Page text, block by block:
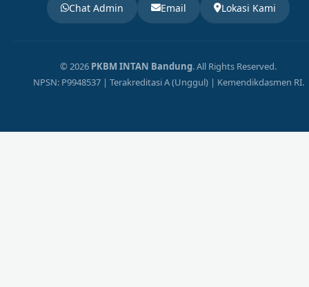
Chat Admin Email Lokasi Kami
© 2026 PKBM INTAN Bandung. All Rights Reserved.
NPSN: P9948537 | Terakreditasi A (Unggul) | Kemendikdasmen RI.